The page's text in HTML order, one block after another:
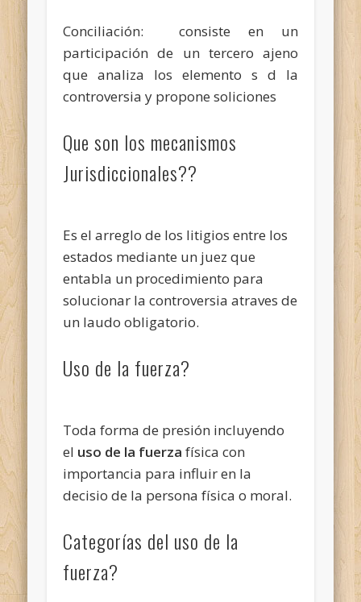
Conciliación: consiste en un
participación de un tercero ajeno
que analiza los elemento s d la
controversia y propone soliciones
Que son los mecanismos
Jurisdiccionales??
Es el arreglo de los litigios entre los
estados mediante un juez que
entabla un procedimiento para
solucionar la controversia atraves de
un laudo obligatorio.
Uso de la fuerza?
Toda forma de presión incluyendo
el uso de la fuerza física con
importancia para influir en la
decisio de la persona física o moral.
Categorías del uso de la
fuerza?